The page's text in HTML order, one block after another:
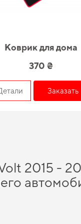
Коврик для дома
370 ₴
Заказать
2015 -
помогут вам
Ищете баланс
традиций и